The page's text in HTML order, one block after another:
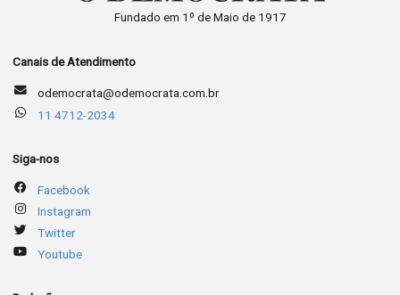
Fundado em 1º de Maio de 1917
Canais de Atendimento
odemocrata@odemocrata.com.br
11 4712-2034
Siga-nos
Facebook
Instagram
Twitter
Youtube